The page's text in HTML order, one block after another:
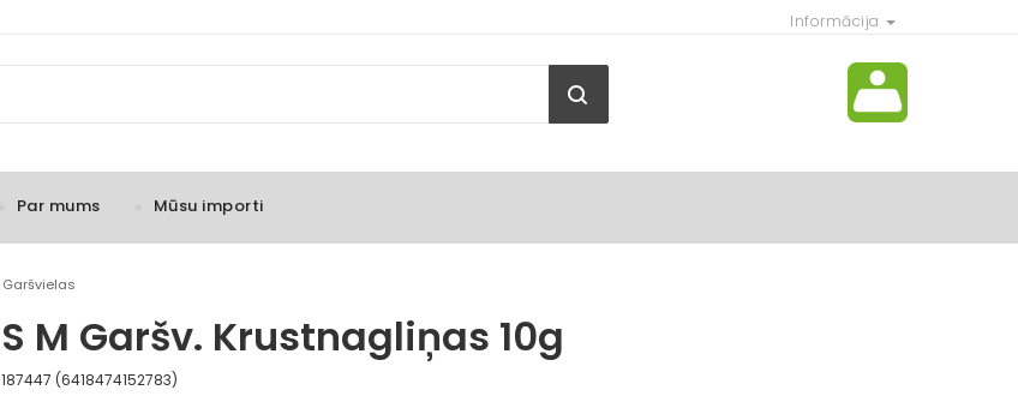
Informācija
Par mums Mūsu importi
Garšvielas
S M Garšv. Krustnagliņas 10g
187447 (6418474152783)